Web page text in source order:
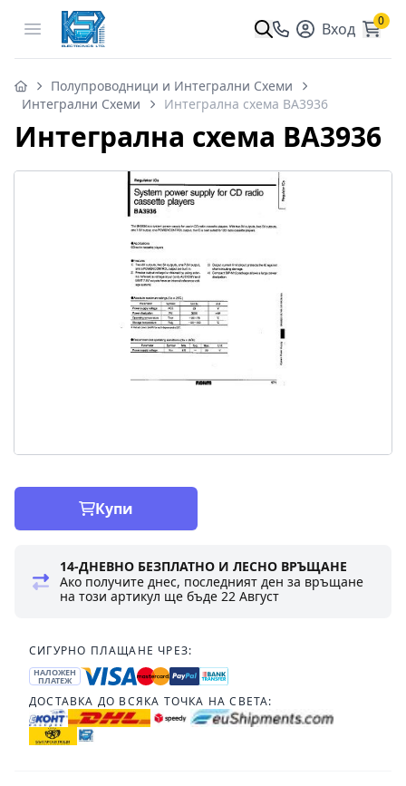
Open menu Вход 0
Полупроводници и Интегрални Схеми
Интегрални Схеми
Интегрална схема BA3936
Интегрална схема BA3936
Купи
14-ДНЕВНО БЕЗПЛАТНО И ЛЕСНО ВРЪЩАНЕ
Ако получите днес, последният ден за връщане
на този артикул ще бъде22 Август
СИГУРНО ПЛАЩАНЕ ЧРЕЗ:
НАЛОЖЕН
ПЛАТЕЖ
ДОСТАВКА ДО ВСЯКА ТОЧКА НА СВЕТА: